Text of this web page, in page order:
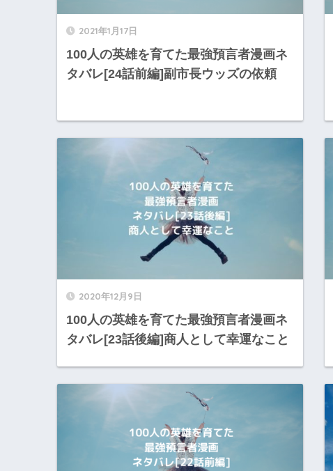
2021年1月17日
100人の英雄を育てた最強預言者漫画ネ
タバレ[24話前編]副市長ウッズの依頼
2020年12月9日
100人の英雄を育てた最強預言者漫画ネ
タバレ[23話後編]商人として幸運なこと